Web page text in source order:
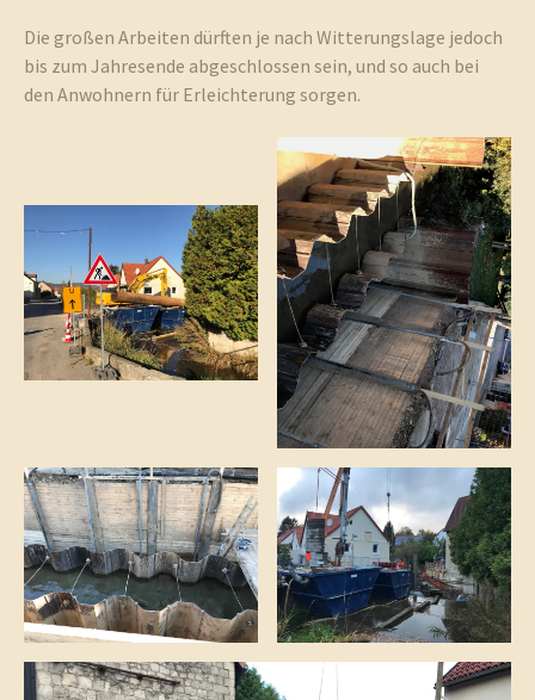
Die großen Arbeiten dürften je nach Witterungslage jedoch
bis zum Jahresende abgeschlossen sein, und so auch bei
den Anwohnern für Erleichterung sorgen.